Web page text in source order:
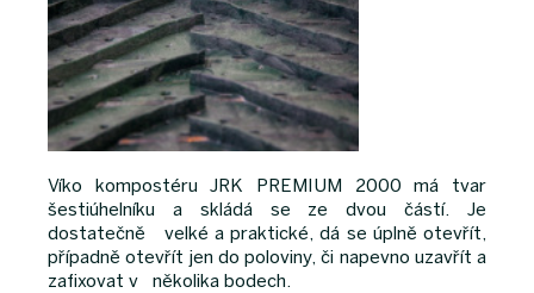
Víko kompostéru JRK PREMIUM 2000 má tvar
šestiúhelníku a skládá se ze dvou částí. Je
dostatečně velké a praktické, dá se úplně otevřít,
případně otevřít jen do poloviny, či napevno uzavřít a
zafixovat v několika bodech.